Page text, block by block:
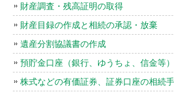
財産調査・残高証明の取得
財産目録の作成と相続の承認・放棄
遺産分割協議書の作成
預貯金口座（銀行、ゆうちょ、信金等
株式などの有価証券、証券口座の相続